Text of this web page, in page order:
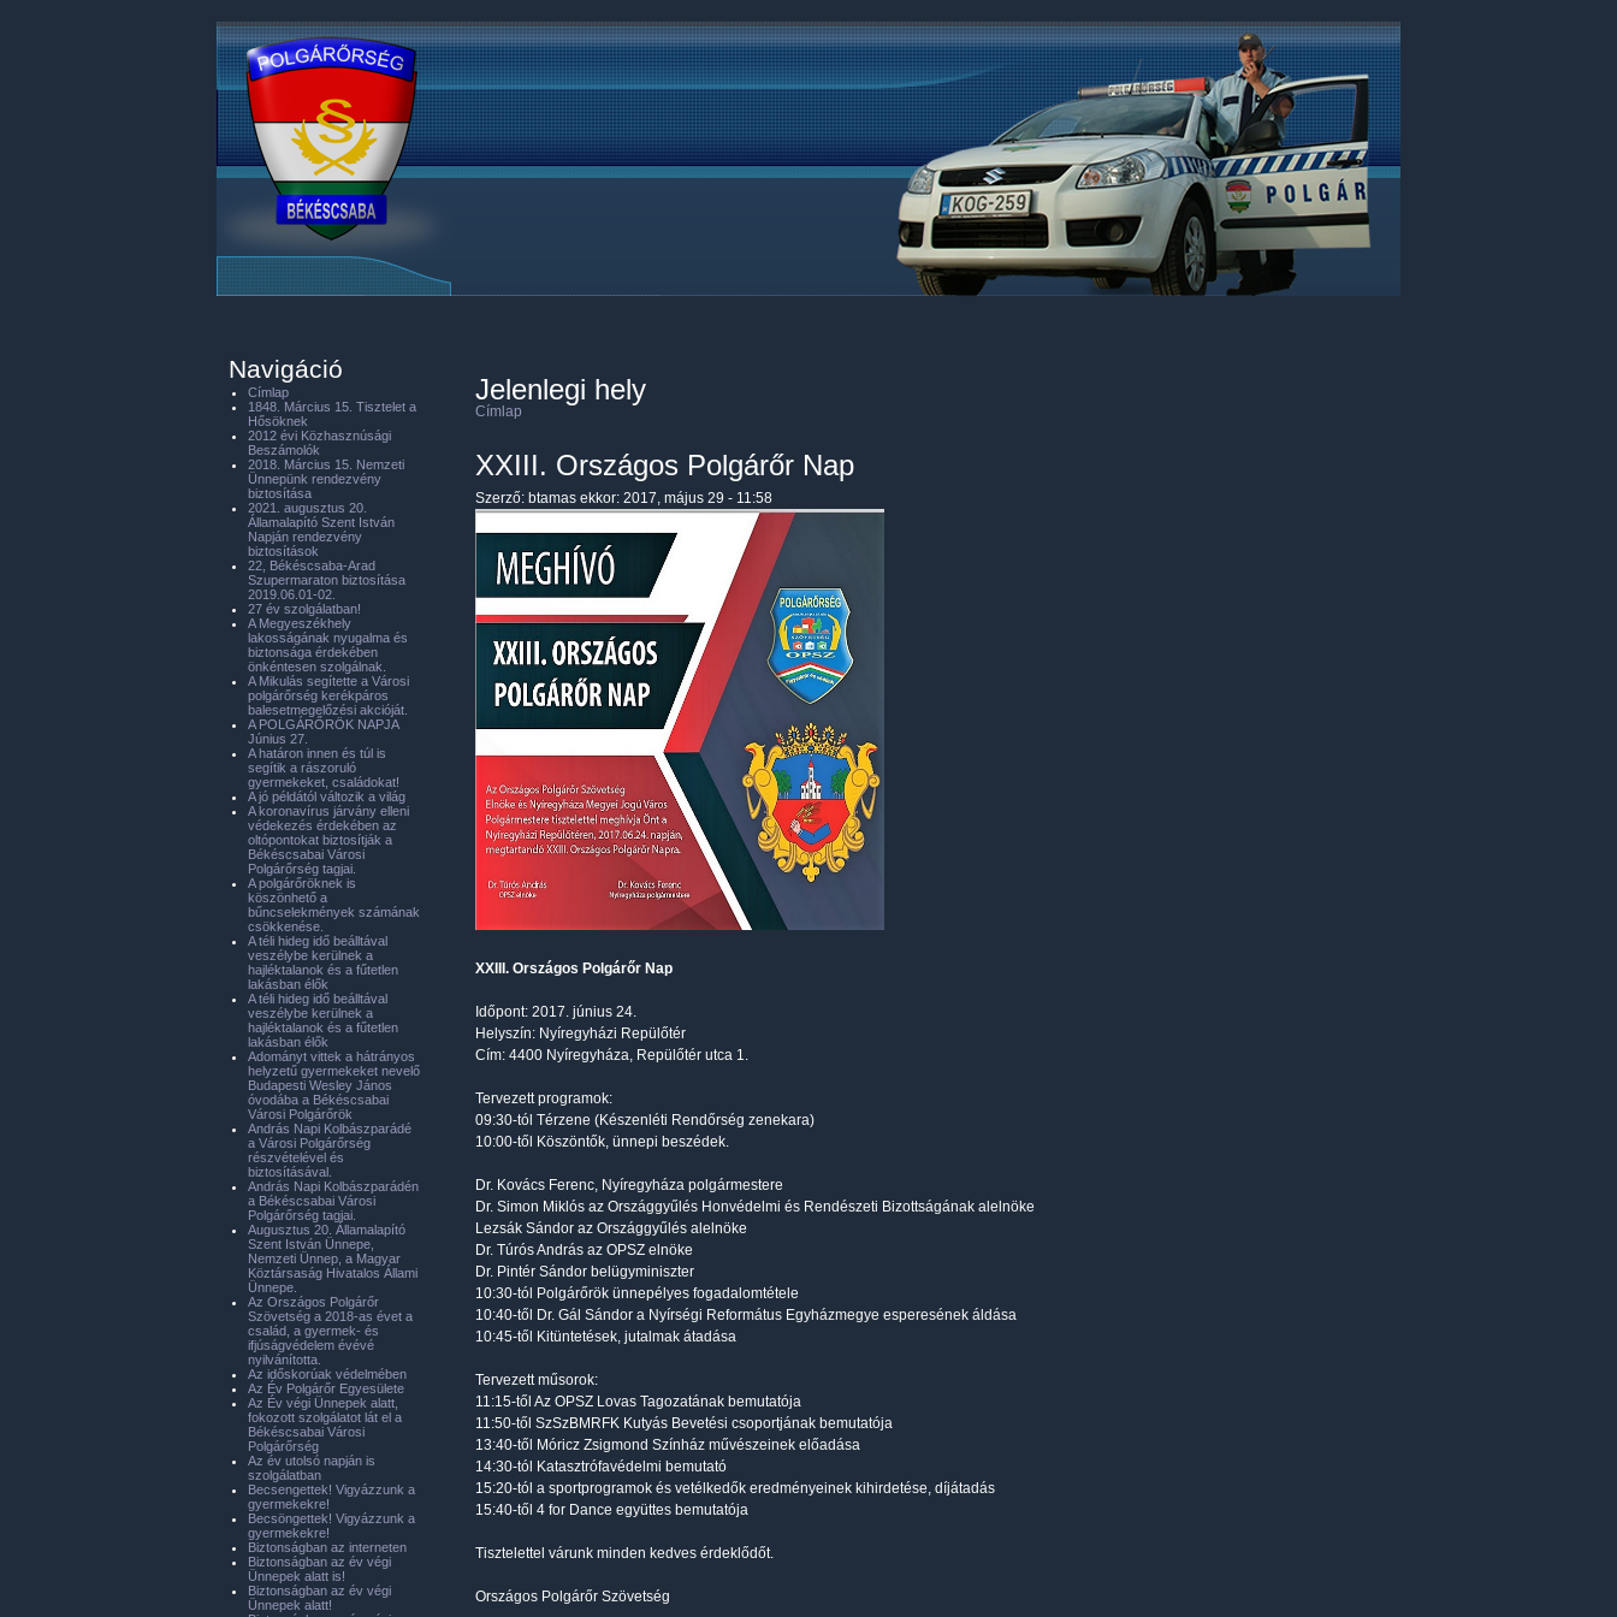
Jelenlegi hely
Címlap
XXIII. Országos Polgárőr Nap
Szerző: btamas ekkor: 2017, május 29 - 11:58
XXIII. Országos Polgárőr Nap
Időpont: 2017. június 24.
Helyszín: Nyíregyházi Repülőtér
Cím: 4400 Nyíregyháza, Repülőtér utca 1.
Tervezett programok:
09:30-tól Térzene (Készenléti Rendőrség zenekara)
10:00-től Köszöntők, ünnepi beszédek.
Dr. Kovács Ferenc, Nyíregyháza polgármestere
Dr. Simon Miklós az Országgyűlés Honvédelmi és Rendészeti Bizottságának alelnöke
Lezsák Sándor az Országgyűlés alelnöke
Dr. Túrós András az OPSZ elnöke
Dr. Pintér Sándor belügyminiszter
10:30-tól Polgárőrök ünnepélyes fogadalomtétele
10:40-től Dr. Gál Sándor a Nyírségi Református Egyházmegye esperesének áldása
10:45-től Kitüntetések, jutalmak átadása
Tervezett műsorok:
11:15-től Az OPSZ Lovas Tagozatának bemutatója
11:50-től SzSzBMRFK Kutyás Bevetési csoportjának bemutatója
13:40-től Móricz Zsigmond Színház művészeinek előadása
14:30-tól Katasztrófavédelmi bemutató
15:20-tól a sportprogramok és vetélkedők eredményeinek kihirdetése, díjátadás
15:40-től 4 for Dance együttes bemutatója
Tisztelettel várunk minden kedves érdeklődőt.
Országos Polgárőr Szövetség
Navigáció
Címlap
1848. Március 15. Tisztelet a
Hősöknek
2012 évi Közhasznúsági
Beszámolók
2018. Március 15. Nemzeti
Ünnepünk rendezvény
biztosítása
2021. augusztus 20.
Államalapító Szent István
Napján rendezvény
biztosítások
22, Békéscsaba-Arad
Szupermaraton biztosítása
2019.06.01-02.
27 év szolgálatban!
A Megyeszékhely
lakosságának nyugalma és
biztonsága érdekében
önkéntesen szolgálnak.
A Mikulás segítette a Városi
polgárőrség kerékpáros
balesetmegelőzési akcióját.
A POLGÁRŐRÖK NAPJA
Június 27.
A határon innen és túl is
segítik a rászoruló
gyermekeket, családokat!
A jó példától változik a világ
A koronavírus járvány elleni
védekezés érdekében az
oltópontokat biztosítják a
Békéscsabai Városi
Polgárőrség tagjai.
A polgárőröknek is
köszönhető a
bűncselekmények számának
csökkenése.
A téli hideg idő beálltával
veszélybe kerülnek a
hajléktalanok és a fűtetlen
lakásban élők
A téli hideg idő beálltával
veszélybe kerülnek a
hajléktalanok és a fűtetlen
lakásban élők
Adományt vittek a hátrányos
helyzetű gyermekeket nevelő
Budapesti Wesley János
óvodába a Békéscsabai
Városi Polgárőrök
András Napi Kolbászparádé
a Városi Polgárőrség
részvételével és
biztosításával.
András Napi Kolbászparádén
a Békéscsabai Városi
Polgárőrség tagjai.
Augusztus 20. Államalapító
Szent István Ünnepe,
Nemzeti Ünnep, a Magyar
Köztársaság Hivatalos Állami
Ünnepe.
Az Országos Polgárőr
Szövetség a 2018-as évet a
család, a gyermek- és
ifjúságvédelem évévé
nyilvánította.
Az időskorúak védelmében
Az Év Polgárőr Egyesülete
Az Év végi Ünnepek alatt,
fokozott szolgálatot lát el a
Békéscsabai Városi
Polgárőrség
Az év utolsó napján is
szolgálatban
Becsengettek! Vigyázzunk a
gyermekekre!
Becsöngettek! Vigyázzunk a
gyermekekre!
Biztonságban az interneten
Biztonságban az év végi
Ünnepek alatt is!
Biztonságban az év végi
Ünnepek alatt!